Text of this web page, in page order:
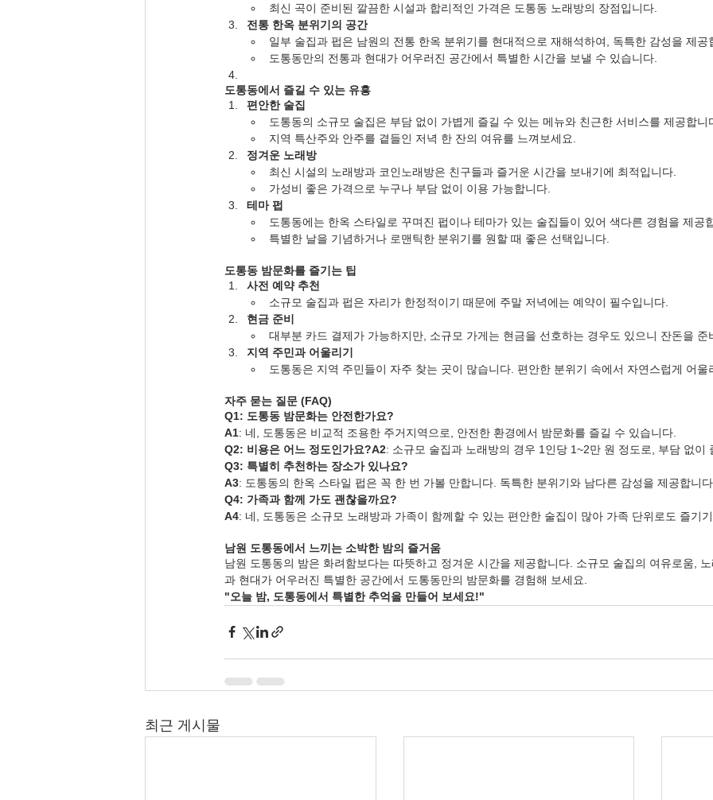
최신 곡이 준비된 깔끔한 시설과 합리적인 가격은 도통동 노래방의 장점입니다.
전통 한옥 분위기의 공간
일부 술집과 펍은 남원의 전통 한옥 분위기를 현대적으로 재해석하여, 독특한 감성을 제공
도통동만의 전통과 현대가 어우러진 공간에서 특별한 시간을 보낼 수 있습니다.
도통동에서 즐길 수 있는 유흥
편안한 술집
도통동의 소규모 술집은 부담 없이 가볍게 즐길 수 있는 메뉴와 친근한 서비스를 제공합니
지역 특산주와 안주를 곁들인 저녁 한 잔의 여유를 느껴보세요.
정겨운 노래방
최신 시설의 노래방과 코인노래방은 친구들과 즐거운 시간을 보내기에 최적입니다.
가성비 좋은 가격으로 누구나 부담 없이 이용 가능합니다.
테마 펍
도통동에는 한옥 스타일로 꾸며진 펍이나 테마가 있는 술집들이 있어 색다른 경험을 제공
특별한 날을 기념하거나 로맨틱한 분위기를 원할 때 좋은 선택입니다.
도통동 밤문화를 즐기는 팁
사전 예약 추천
소규모 술집과 펍은 자리가 한정적이기 때문에 주말 저녁에는 예약이 필수입니다.
현금 준비
대부분 카드 결제가 가능하지만, 소규모 가게는 현금을 선호하는 경우도 있으니 잔돈을 준
지역 주민과 어울리기
도통동은 지역 주민들이 자주 찾는 곳이 많습니다. 편안한 분위기 속에서 자연스럽게 어울
자주 묻는 질문 (FAQ)
Q1: 도통동 밤문화는 안전한가요?
A1: 네, 도통동은 비교적 조용한 주거지역으로, 안전한 환경에서 밤문화를 즐길 수 있습니다.
Q2: 비용은 어느 정도인가요?A2: 소규모 술집과 노래방의 경우 1인당 1~2만 원 정도로, 부담 없이
Q3: 특별히 추천하는 장소가 있나요?
A3: 도통동의 한옥 스타일 펍은 꼭 한 번 가볼 만합니다. 독특한 분위기와 남다른 감성을 제공합니다.
Q4: 가족과 함께 가도 괜찮을까요?
A4: 네, 도통동은 소규모 노래방과 가족이 함께할 수 있는 편안한 술집이 많아 가족 단위로도 즐기
남원 도통동에서 느끼는 소박한 밤의 즐거움
남원 도통동의 밤은 화려함보다는 따뜻하고 정겨운 시간을 제공합니다. 소규모 술집의 여유로움,
과 현대가 어우러진 특별한 공간에서 도통동만의 밤문화를 경험해 보세요.
"오늘 밤, 도통동에서 특별한 추억을 만들어 보세요!"
최근 게시물